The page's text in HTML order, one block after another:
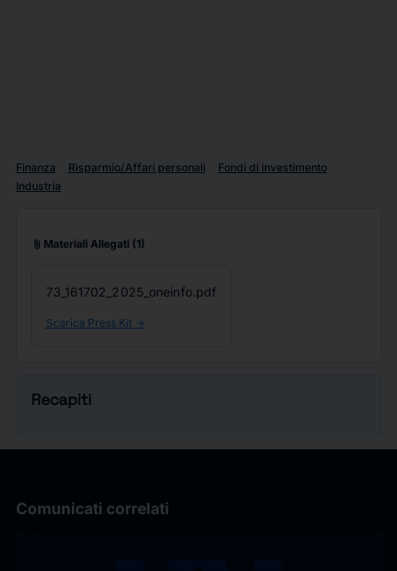
Finanza Risparmio/Affari personali
Fondi di investimento
Industria
attach_file Materiali Allegati(1)
73_161702_2025_oneinfo.pdf
Scarica Press Kit ->
Recapiti
Comunicati correlati